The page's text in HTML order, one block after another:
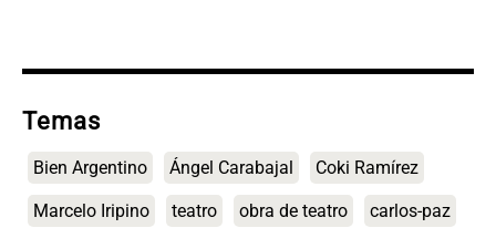
Temas
Bien Argentino Ángel Carabajal Coki Ramírez
Marcelo Iripino teatro obra de teatro carlos-paz